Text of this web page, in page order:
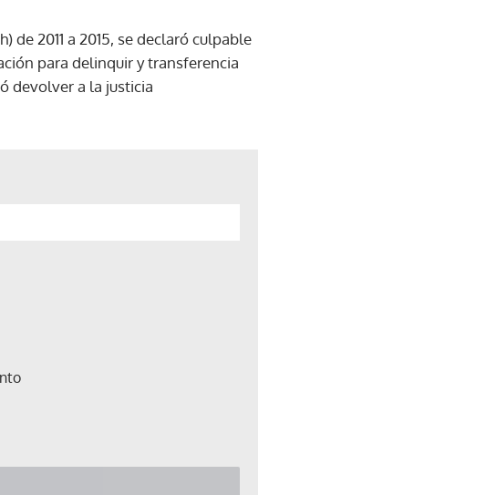
2011 a 2015, se declaró culpable
para delinquir y transferencia
devolver a la justicia